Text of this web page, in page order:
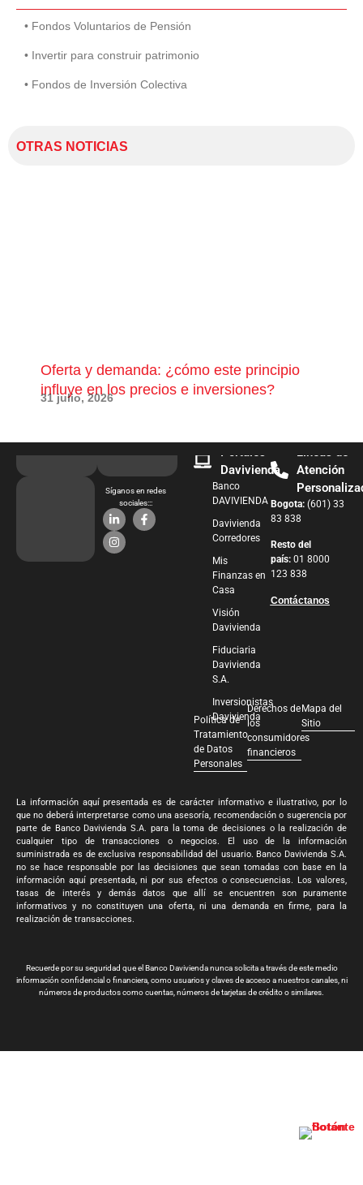
• Fondos Voluntarios de Pensión
• Invertir para construir patrimonio
• Fondos de Inversión Colectiva
OTRAS NOTICIAS
Oferta y demanda: ¿cómo este principio
influye en los precios e inversiones?
31 julio, 2026
Síganos en redes
sociales:::
Portales
Davivienda
Banco
DAVIVIENDA
Davivienda
Corredores
Mis
Finanzas en
Casa
Visión
Davivienda
Fiduciaria
Davivienda
S.A.
Inversionistas
Davivienda
Líneas de
Atención
Bogota: (601) 33
83 838
Resto del
país: 01 8000
123 838
Contáctanos
Política de
Tratamiento
de Datos
Personales
Derechos de
los
consumidores
financieros
Mapa del
Sitio
La información aquí presentada es de carácter informativo e ilustrativo, por lo
que no deberá interpretarse como una asesoría, recomendación o sugerencia por
parte de Banco Davivienda S.A. para la toma de decisiones o la realización de
cualquier tipo de transacciones o negocios. El uso de la información
suministrada es de exclusiva responsabilidad del usuario. Banco Davivienda S.A.
no se hace responsable por las decisiones que sean tomadas con base en la
información aquí presentada, ni por sus efectos o consecuencias. Los valores,
tasas de interés y demás datos que allí se encuentren son puramente
informativos y no constituyen una oferta, ni una demanda en firme, para la
realización de transacciones.
Recuerde por su seguridad que el Banco Davivienda nunca solicita a través de este medio
información confidencial o financiera, como usuarios y claves de acceso a nuestros canales, ni
números de productos como cuentas, números de tarjetas de crédito o similares.